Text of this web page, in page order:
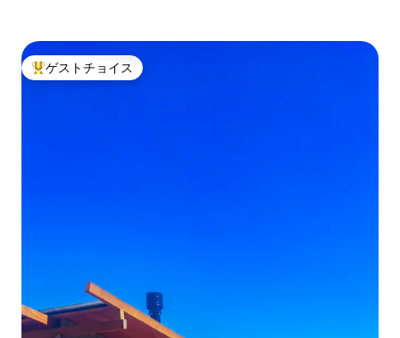
大好評のゲストチョイスです。
ゲストチョイス